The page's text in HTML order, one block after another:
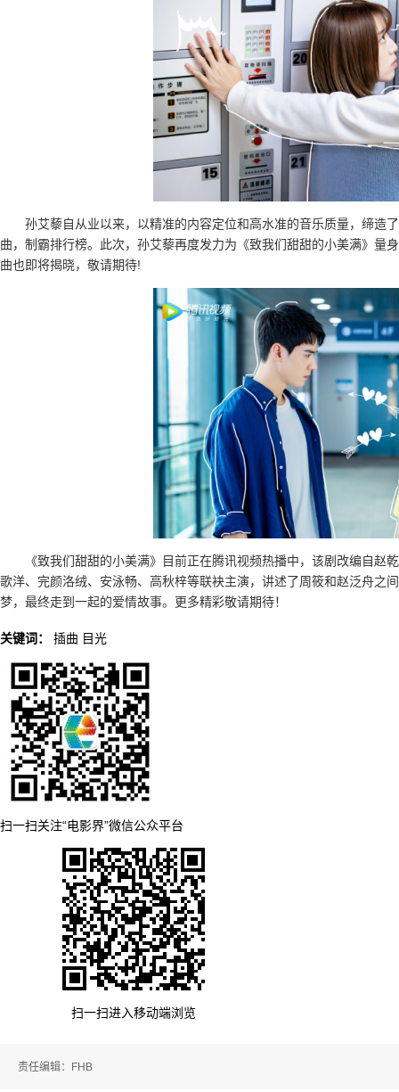
孙艾藜自从业以来，以精准的内容定位和高水准的音乐质量，缔造
曲，制霸排行榜。此次，孙艾藜再度发力为《致我们甜甜的小美满》量
曲也即将揭晓，敬请期待!
《致我们甜甜的小美满》目前正在腾讯视频热播中，该剧改编自
歌洋、完颜洛绒、安泳畅、高秋梓等联袂主演，讲述了周筱和赵泛舟之
梦，最终走到一起的爱情故事。更多精彩敬请期待！
关键词： 插曲 目光
扫一扫关注“电影界”微信公众平台
扫一扫进入移动端浏览
责任编辑：FHB